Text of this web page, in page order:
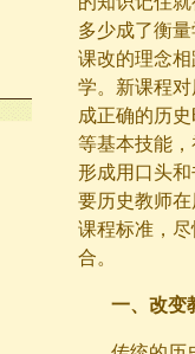
多少成了衡
课改的理念
学。新课程
成正确的历
等基本技能
形成用口头
要历史教师
课程标准，
合。
一、改变